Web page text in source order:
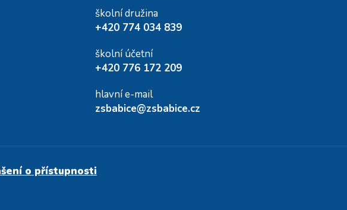
školní družina
+420 774 034 839
školní účetní
+420 776 172 209
hlavní e-mail
zsbabice@zsbabice.cz
o přístupnosti